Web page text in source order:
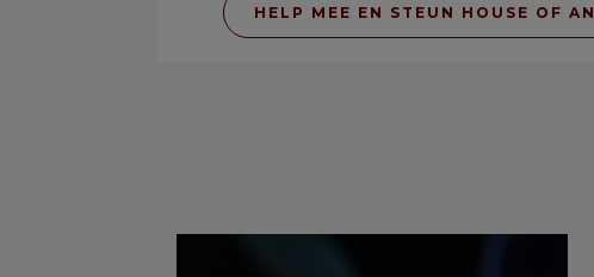
HELP MEE EN STEUN HOUSE OF